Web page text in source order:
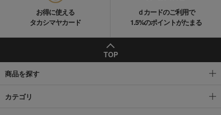
お得に使える
タカシマヤカード
ｄカードのご利用で
1.5%のポイントがたまる
TOP
商品を探す
カテゴリ